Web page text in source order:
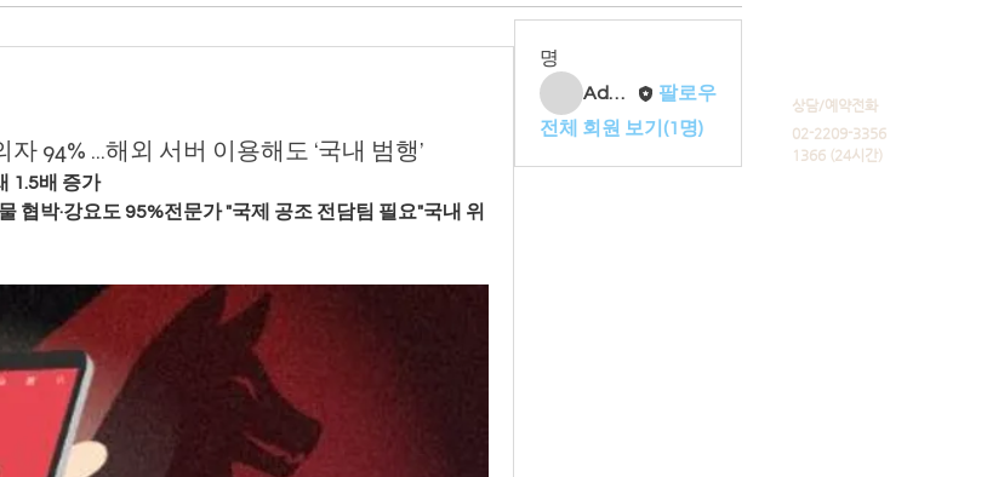
​상담/예약전화
02-2209-3356
1366 (24시간)
94% …해외 서버 이용해도 ‘국내 범행’
1.5배 증가
협박·강요도 95%전문가 "국제 공조 전담팀 필요"국내 위
명
Admin
팔로우
전체 회원 보기(1명)